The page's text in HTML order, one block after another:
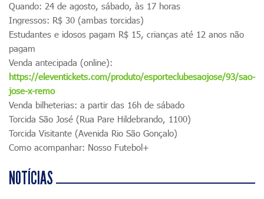
Quando: 24 de agosto, sábado, às 17 horas
Ingressos: R$ 30 (ambas torcidas)
Estudantes e idosos pagam R$ 15, crianças até 12 anos não
pagam
Venda antecipada (online):
https://eleventickets.com/produto/esporteclubesaojose/93/sao-
jose-x-remo
Venda bilheterias: a partir das 16h de sábado
Torcida São José (Rua Pare Hildebrando, 1100)
Torcida Visitante (Avenida Rio São Gonçalo)
Como acompanhar: Nosso Futebol+
NOTÍCIAS